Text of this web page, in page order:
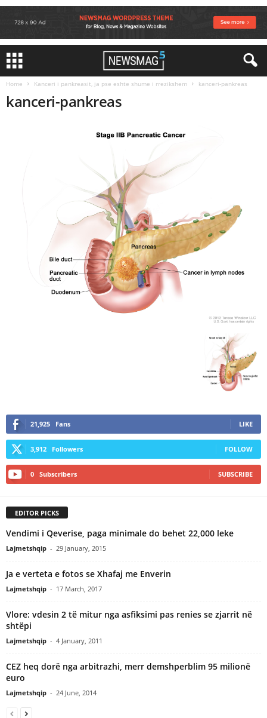
Home Kanceri i pankreasit, ja pse eshte shume i rrezikshem kanceri-pankreas
kanceri-pankreas
21,925 Fans LIKE
3,912 Followers FOLLOW
0 Subscribers SUBSCRIBE
EDITOR PICKS
Vendimi i Qeverise, paga minimale do behet 22,000 leke
Lajmetshqip - 29 January, 2015
Ja e verteta e fotos se Xhafaj me Enverin
Lajmetshqip - 17 March, 2017
Vlore: vdesin 2 të mitur nga asfiksimi pas renies se zjarrit në
shtëpi
Lajmetshqip - 4 January, 2011
CEZ heq dorë nga arbitrazhi, merr demshperblim 95 milionë
euro
Lajmetshqip - 24 June, 2014